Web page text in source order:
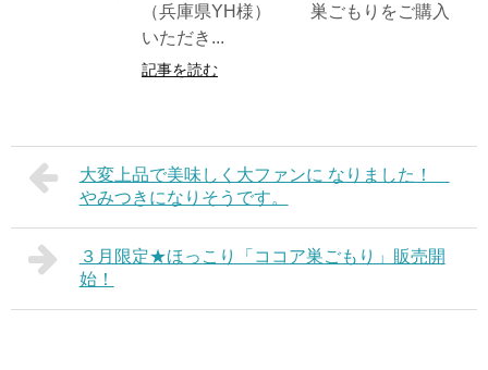
（兵庫県YH様） 巣ごもりをご購入
いただき...
記事を読む
大変上品で美味しく大ファンに なりました！
やみつきになりそうです。
３月限定★ほっこり「ココア巣ごもり」販売開
始！